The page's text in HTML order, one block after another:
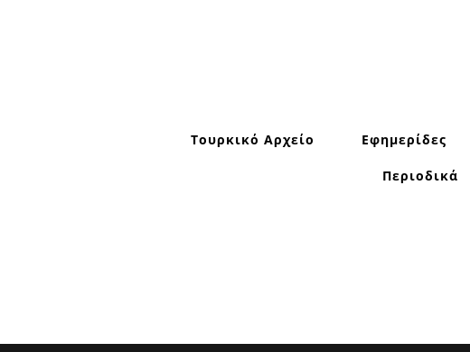
Τουρκικό Αρχείο Εφημερίδες
Περιοδικά